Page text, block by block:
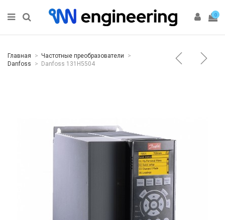
0
Главная
Частотные преобразователи
Danfoss
Danfoss 131H5504